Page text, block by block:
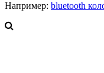
Например: bluetooth